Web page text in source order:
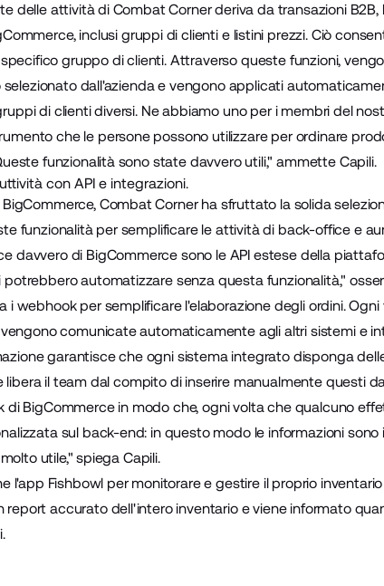
delle attività di Combat Corner deriva da transazioni
inclusi gruppi di clienti e listini prezzi. Ciò
gruppo di clienti. Attraverso queste funzioni,
selezionato dall'azienda e vengono applicati
di clienti diversi. Ne abbiamo uno per i membri del
che le persone possono utilizzare per ordinare
funzionalità sono state davvero utili," ammette Capili.
con API e integrazioni.
Combat Corner ha sfruttato la solida
funzionalità per semplificare le attività di back-office e
davvero di BigCommerce sono le API estese della
automatizzare senza questa funzionalità,"
i webhook per semplificare l'elaborazione degli ordini.
vengono comunicate automaticamente agli altri sistemi e
garantisce che ogni sistema integrato disponga
libera il team dal compito di inserire manualmente questi
di BigCommerce in modo che, ogni volta che qualcuno
sul back-end: in questo modo le informazioni
utile," spiega Capili.
l'app Fishbowl per monitorare e gestire il proprio
report accurato dell'intero inventario e viene informato